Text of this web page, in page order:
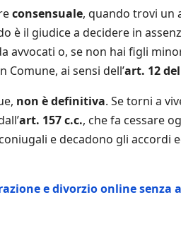
consensuale, quando trovi un
è il giudice a decidere in
avvocati o, se non hai figli
Comune, ai sensi dell’art. 12
non è definitiva. Se torni a
art. 157 c.c., che fa cessare
e decadono gli accordi
e divorzio online senza